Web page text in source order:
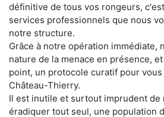
définitive de tous vos rongeurs,
services professionnels que nous
notre structure.
Grâce à notre opération immédiate,
nature de la menace en présence,
point, un protocole curatif pour
Château-Thierry.
Il est inutile et surtout imprudent de
éradiquer tout seul, une population